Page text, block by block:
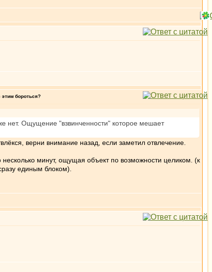
этим бороться?
нет. Ощущение "взвинченности" которое мешает
верни внимание назад, если заметил отвлечение.
минут, ощущая объект по возможности целиком. (к
единым блоком).